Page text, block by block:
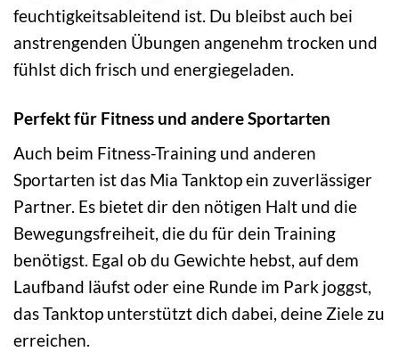
feuchtigkeitsableitend ist. Du bleibst auch bei
anstrengenden Übungen angenehm trocken und
fühlst dich frisch und energiegeladen.
Perfekt für Fitness und andere Sportarten
Auch beim Fitness-Training und anderen
Sportarten ist das Mia Tanktop ein zuverlässiger
Partner. Es bietet dir den nötigen Halt und die
Bewegungsfreiheit, die du für dein Training
benötigst. Egal ob du Gewichte hebst, auf dem
Laufband läufst oder eine Runde im Park joggst,
das Tanktop unterstützt dich dabei, deine Ziele zu
erreichen.